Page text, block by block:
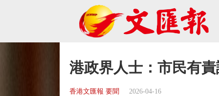
港政界人士：市民有
香港文匯報 要聞 2026-04-16